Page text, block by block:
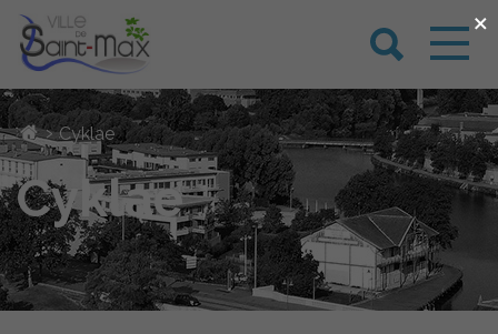
› Cyklae
Cyklae
×